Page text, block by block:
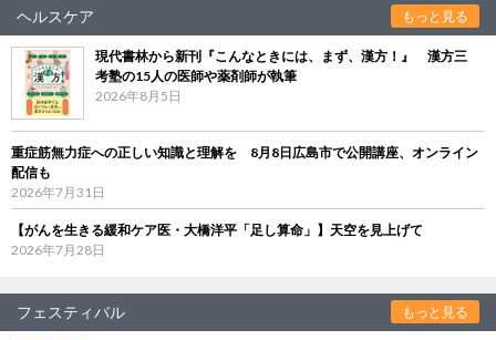
ヘルスケア もっと見る
現代書林から新刊『こんなときには、まず、漢方！』 漢方三
考塾の15人の医師や薬剤師が執筆
2026年8月5日
重症筋無力症への正しい知識と理解を 8月8日広島市で公開講座、オンライン
配信も
2026年7月31日
【がんを生きる緩和ケア医・大橋洋平「足し算命」】天空を見上げて
2026年7月28日
フェスティバル もっと見る